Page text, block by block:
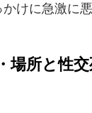
けに急激に
場所と性